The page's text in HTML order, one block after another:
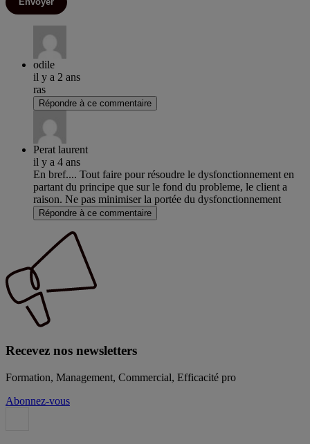
odile
il y a 2 ans
ras
Répondre à ce commentaire
Perat laurent
il y a 4 ans
En bref.... Tout faire pour résoudre le dysfonctionnement en
partant du principe que sur le fond du probleme, le client a
raison. Ne pas minimiser la portée du dysfonctionnement
Répondre à ce commentaire
Recevez nos newsletters
Formation, Management, Commercial, Efficacité pro
Abonnez-vous